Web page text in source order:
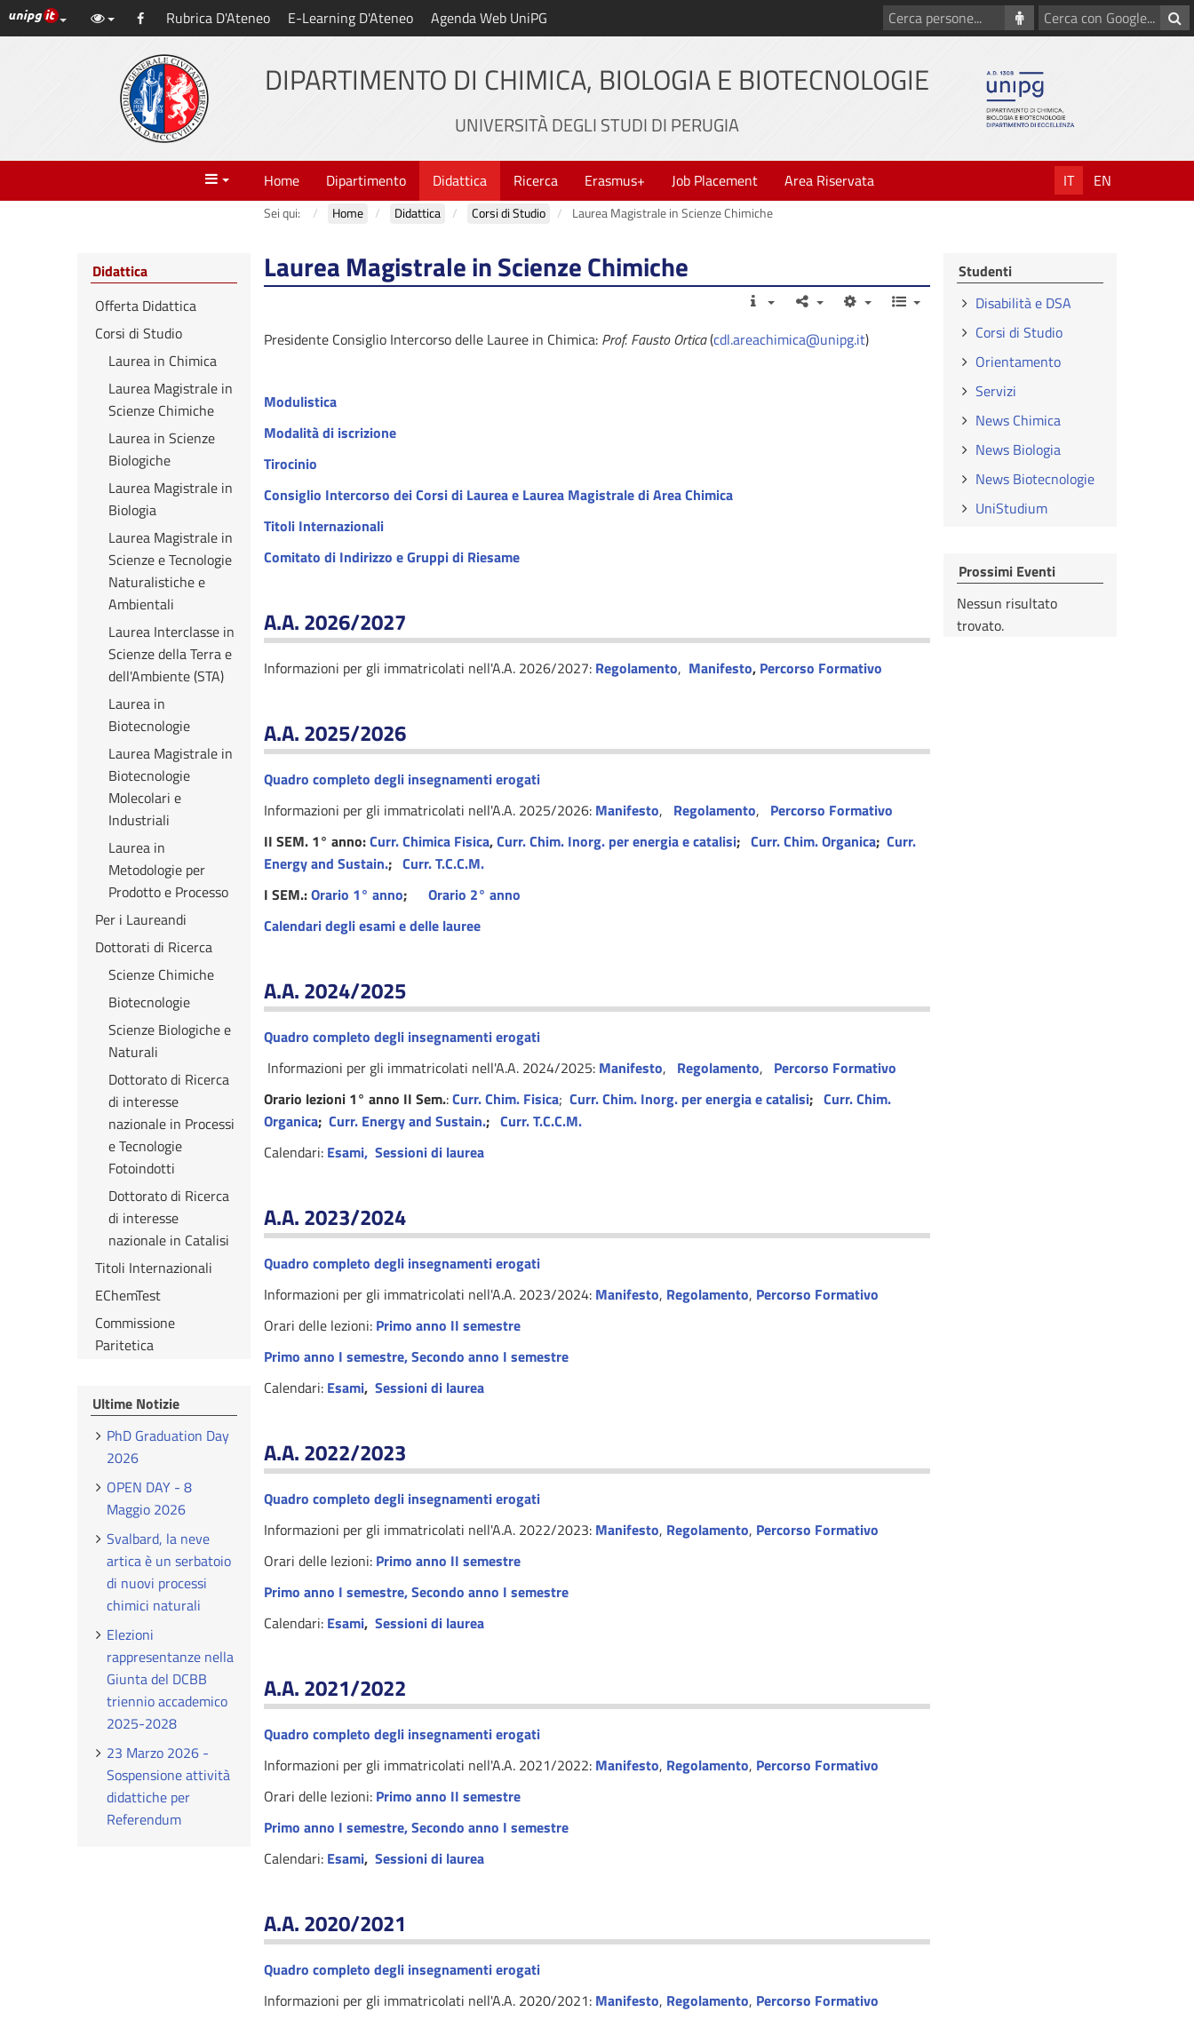
Vai
al
Link ai principali servizi web di Ateneo
Facebook
Rubrica D'Ateneo E-Learning D'Ateneo Agenda Web UniPG
Cerca
con
Cerca
persone
DIPARTIMENTO DI CHIMICA, BIOLOGIA E BIOTECNOLOGIE
UNIVERSITÀ DEGLI STUDI DI PERUGIA
Menu Home Dipartimento Didattica Ricerca Erasmus+ Job Placement Area Riservata IT EN
Sei qui: Home Didattica Corsi di Studio Laurea Magistrale in Scienze Chimiche
Laurea Magistrale in Scienze Chimiche
Presidente Consiglio Intercorso delle Lauree in Chimica: Prof. Fausto Ortica(cdl.areachimica@unipg.it)
Modulistica
Modalità di iscrizione
Tirocinio
Consiglio Intercorso dei Corsi di Laurea e Laurea Magistrale di Area Chimica
Titoli Internazionali
Comitato di Indirizzo e Gruppi di Riesame
A.A. 2026/2027
Informazioni per gli immatricolati nell'A.A. 2026/2027: Regolamento, Manifesto, Percorso Formativo
A.A. 2025/2026
Quadro completo degli insegnamenti erogati
Informazioni per gli immatricolati nell'A.A. 2025/2026: Manifesto, Regolamento, Percorso Formativo
II SEM. 1° anno:Curr. Chimica Fisica,Curr. Chim. Inorg. per energia e catalisi; Curr. Chim. Organica; Curr.
Energy and Sustain.; Curr. T.C.C.M.
I SEM.:Orario 1° anno; Orario 2° anno
Calendari degli esami e delle lauree
A.A. 2024/2025
Quadro completo degli insegnamenti erogati
Informazioni per gli immatricolati nell'A.A. 2024/2025: Manifesto, Regolamento, Percorso Formativo
Orario lezioni 1° anno II Sem.:Curr. Chim. Fisica; Curr. Chim. Inorg. per energia e catalisi; Curr. Chim.
Organica; Curr. Energy and Sustain.; Curr. T.C.C.M.
Calendari: Esami, Sessioni di laurea
A.A. 2023/2024
Quadro completo degli insegnamenti erogati
Informazioni per gli immatricolati nell'A.A. 2023/2024: Manifesto, Regolamento, Percorso Formativo
Orari delle lezioni: Primo anno II semestre
Primo anno I semestre,Secondo anno I semestre
Calendari: Esami, Sessioni di laurea
A.A. 2022/2023
Quadro completo degli insegnamenti erogati
Informazioni per gli immatricolati nell'A.A. 2022/2023: Manifesto, Regolamento, Percorso Formativo
Orari delle lezioni: Primo anno II semestre
Primo anno I semestre,Secondo anno I semestre
Calendari: Esami, Sessioni di laurea
A.A. 2021/2022
Quadro completo degli insegnamenti erogati
Informazioni per gli immatricolati nell'A.A. 2021/2022: Manifesto, Regolamento, Percorso Formativo
Orari delle lezioni: Primo anno II semestre
Primo anno I semestre,Secondo anno I semestre
Calendari: Esami, Sessioni di laurea
A.A. 2020/2021
Quadro completo degli insegnamenti erogati
Informazioni per gli immatricolati nell'A.A. 2020/2021: Manifesto, Regolamento, Percorso Formativo
Didattica
Offerta Didattica
Corsi di Studio
Laurea in Chimica
Laurea Magistrale in
Scienze Chimiche
Laurea in Scienze
Biologiche
Laurea Magistrale in
Biologia
Laurea Magistrale in
Scienze e Tecnologie
Naturalistiche e
Ambientali
Laurea Interclasse in
Scienze della Terra e
dell'Ambiente (STA)
Laurea in
Biotecnologie
Laurea Magistrale in
Biotecnologie
Molecolari e
Industriali
Laurea in
Metodologie per
Prodotto e Processo
Per i Laureandi
Dottorati di Ricerca
Scienze Chimiche
Biotecnologie
Scienze Biologiche e
Naturali
Dottorato di Ricerca
di interesse
nazionale in Processi
e Tecnologie
Fotoindotti
Dottorato di Ricerca
di interesse
nazionale in Catalisi
Titoli Internazionali
EChemTest
Commissione
Paritetica
Ultime Notizie
PhD Graduation Day
2026
OPEN DAY - 8
Maggio 2026
Svalbard, la neve
artica è un serbatoio
di nuovi processi
chimici naturali
Elezioni
rappresentanze nella
Giunta del DCBB
triennio accademico
2025-2028
23 Marzo 2026 -
Sospensione attività
didattiche per
Referendum
Studenti
Disabilità e DSA
Corsi di Studio
Orientamento
Servizi
News Chimica
News Biologia
News Biotecnologie
UniStudium
Prossimi Eventi
Nessun risultato
trovato.